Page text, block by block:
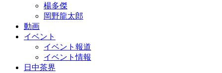
楊多傑
岡野龍太郎
動画
イベント
イベント報道
イベント情報
日中茶界